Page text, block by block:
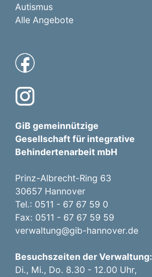
Autismus
Alle Angebote
GiB gemeinnützige
Gesellschaft für integrative
Behindertenarbeit mbH
Prinz-Albrecht-Ring 63
30657 Hannover
Tel.: 0511 - 67 67 59 0
Fax: 0511 - 67 67 59 59
verwaltung@gib-hannover.de
Besuchszeiten der Verwaltung:
Di., Mi., Do. 8.30 - 12.00 Uhr,